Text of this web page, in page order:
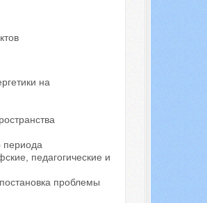
на
периода
педагогические и
проблемы